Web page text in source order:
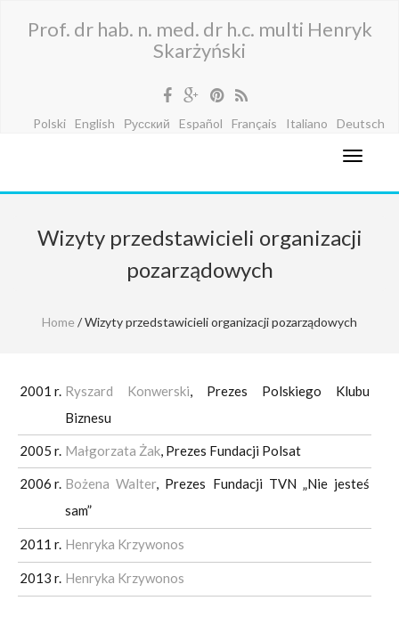
Prof. dr hab. n. med. dr h.c. multi Henryk
Skarżyński
Polski English Русский Español Français Italiano Deutsch
Wizyty przedstawicieli organizacji
pozarządowych
Home / Wizyty przedstawicieli organizacji pozarządowych
2001 r. Ryszard Konwerski, Prezes Polskiego Klubu
Biznesu
2005 r. Małgorzata Żak, Prezes Fundacji Polsat
2006 r. Bożena Walter, Prezes Fundacji TVN „Nie jesteś
sam”
2011 r. Henryka Krzywonos
2013 r. Henryka Krzywonos